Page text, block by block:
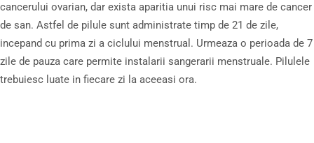
cancerului ovarian, dar exista aparitia unui risc mai mare de cancer
de san. Astfel de pilule sunt administrate timp de 21 de zile,
incepand cu prima zi a ciclului menstrual. Urmeaza o perioada de 7
zile de pauza care permite instalarii sangerarii menstruale. Pilulele
trebuiesc luate in fiecare zi la aceeasi ora.